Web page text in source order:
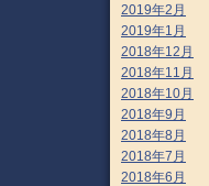
2019年2月
2019年1月
2018年12月
2018年11月
2018年10月
2018年9月
2018年8月
2018年7月
2018年6月